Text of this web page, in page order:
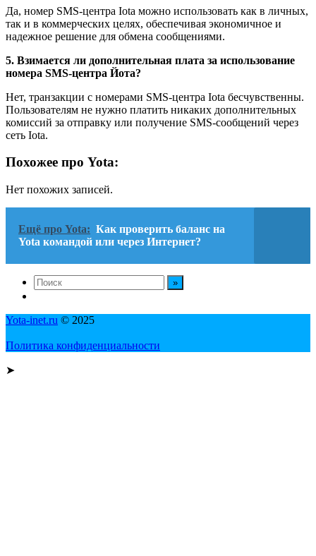
Да, номер SMS-центра Iota можно использовать как в личных,
так и в коммерческих целях, обеспечивая экономичное и
надежное решение для обмена сообщениями.
5. Взимается ли дополнительная плата за использование
номера SMS-центра Йота?
Нет, транзакции с номерами SMS-центра Iota бесчувственны.
Пользователям не нужно платить никаких дополнительных
комиссий за отправку или получение SMS-сообщений через
сеть Iota.
Похожее про Yota:
Нет похожих записей.
Ещё про Yota: Как проверить баланс на
Yota командой или через Интернет?
Yota-inet.ru © 2025
Политика конфиденциальности
➤